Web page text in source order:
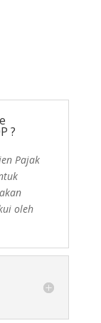
?
Pajak
oleh